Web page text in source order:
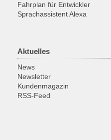
Fahrplan für Entwickler
Sprachassistent Alexa
Aktuelles
News
Newsletter
Kundenmagazin
RSS-Feed